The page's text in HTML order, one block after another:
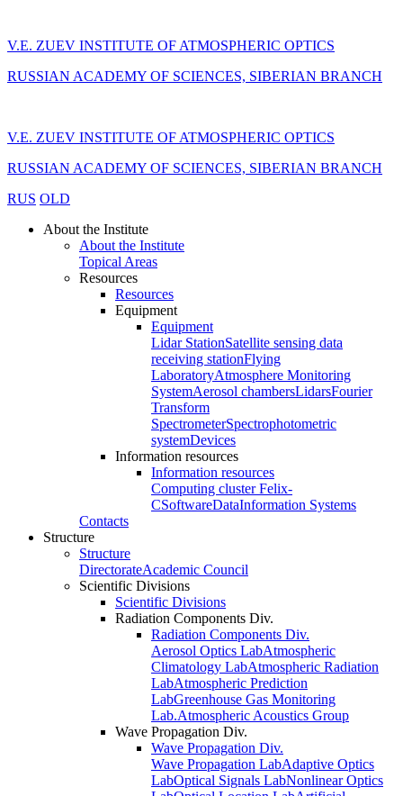
V.E. ZUEV INSTITUTE OF ATMOSPHERIC OPTICS
RUSSIAN ACADEMY OF SCIENCES, SIBERIAN BRANCH
V.E. ZUEV INSTITUTE OF ATMOSPHERIC OPTICS
RUSSIAN ACADEMY OF SCIENCES, SIBERIAN BRANCH
RUS OLD
About the Institute
About the Institute
Topical Areas
Resources
Resources
Equipment
Equipment
Lidar StationSatellite sensing data
receiving stationFlying
LaboratoryAtmosphere Monitoring
SystemAerosol chambersLidarsFourier
Transform
SpectrometerSpectrophotometric
systemDevices
Information resources
Information resources
Computing cluster Felix-
CSoftwareDataInformation Systems
Contacts
Structure
Structure
DirectorateAcademic Council
Scientific Divisions
Scientific Divisions
Radiation Components Div.
Radiation Components Div.
Aerosol Optics LabAtmospheric
Climatology LabAtmospheric Radiation
LabAtmospheric Prediction
LabGreenhouse Gas Monitoring
Lab.Atmospheric Acoustics Group
Wave Propagation Div.
Wave Propagation Div.
Wave Propagation LabAdaptive Optics
LabOptical Signals LabNonlinear Optics